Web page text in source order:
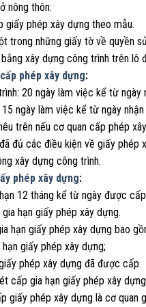
nông thôn:
giấy phép xây dựng theo mẫu.
trong những giấy tờ về quyền
xây dựng công trình trên lô
cấp phép xây dựng:
20 ngày làm việc kể từ ngày
ngày làm việc kể từ ngày
trên nếu cơ quan cấp phép
đủ các điều kiện về giấy phép
xây dựng công trình.
phép xây dựng:
12 tháng kể từ ngày được
hạn giấy phép xây dựng.
hạn giấy phép xây dựng bao
giấy phép xây dựng;
phép xây dựng đã được cấp.
cấp gia hạn giấy phép xây
giấy phép xây dựng là cơ quan